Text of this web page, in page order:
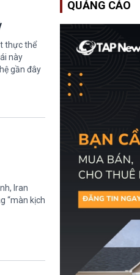
thực thể
này
gần đây
Iran
“màn kịch
QUẢNG CÁO